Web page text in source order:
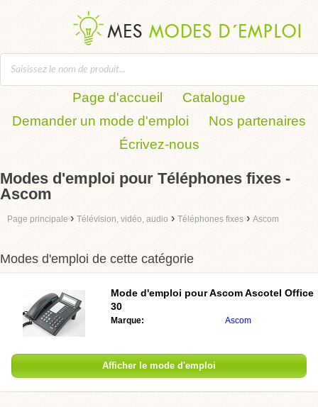
Page d'accueil
Catalogue
Demander un mode d'emploi
Nos partenaires
Écrivez-nous
Modes d'emploi pour Téléphones fixes -
Ascom
Page principale › Télévision, vidéo, audio › Téléphones fixes › Ascom
Modes d'emploi de cette catégorie
Mode d'emploi pourAscom Ascotel Office
30
Marque: Ascom
Afficher le mode d'emploi